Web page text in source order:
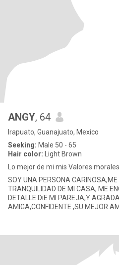
ANGY, 64
Irapuato, Guanajuato, Mexico
Seeking: Male 50 - 65
Hair color: Light Brown
Lo mejor de mi mis Valores morales
SOY UNA PERSONA
TRANQUILIDAD DE MI CASA, ME
DETALLE DiE MI PAREJA,Y
AMIGA,CONFIDENTE ,SU MEJOR